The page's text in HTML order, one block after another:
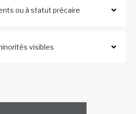
ou à statut précaire
visibles